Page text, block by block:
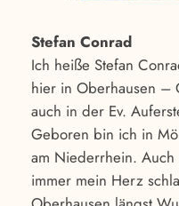
Stefan Conrad
Ich heiße Stefan
hier in Oberhausen –
auch in der Ev.
Geboren bin ich in
am Niederrhein. Auch
immer mein Herz